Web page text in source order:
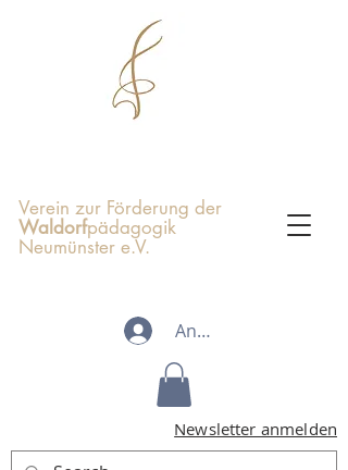
Verein zur Förderung der
Waldorfpädagogik
Neumünster e.V.
Anmelden
Newsletter anmelden